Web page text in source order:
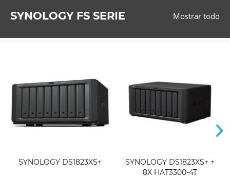
SYNOLOGY FS SERIE Mostrar todo
SYNOLOGY DS1823XS+
SYNOLOGY DS1823XS+ +
8X HAT3300-4T